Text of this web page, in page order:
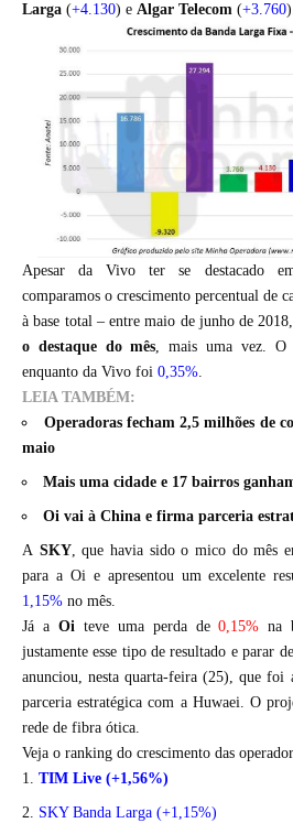
Larga (+4.130) e Algar Telecom (+3.760
Apesar da Vivo ter se destacado
comparamos o crescimento percentual de
à base total – entre maio de junho de 2018,
o destaque do mês,mais uma vez. O
enquanto da Vivo foi 0,35%.
LEIA TAMBÉM:
Operadoras fecham 2,5 milhões de
maio
Mais uma cidade e 17 bairros
Oi vai à China e firma parceria
A SKY, que havia sido o mico do mês
para a Oi e apresentou um excelente
1,15% no mês.
Já a Oi teve uma perda de0,15% na
justamente esse tipo de resultado e parar
anunciou, nesta quarta-feira (25), quefoi
parceria estratégica com a Huwaei. O
rede de fibra ótica.
Veja o ranking do crescimento das
TIM Live (+1,56%)
SKY Banda Larga (+1,15%)